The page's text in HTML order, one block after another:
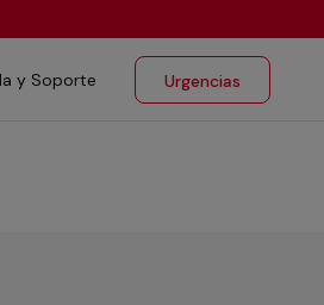
y Soporte Urgencias